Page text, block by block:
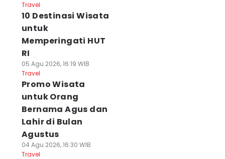
Travel
10 Destinasi Wisata
untuk
Memperingati HUT
RI
05 Agu 2026, 16:19 WIB
Travel
Promo Wisata
untuk Orang
Bernama Agus dan
Lahir di Bulan
Agustus
04 Agu 2026, 16:30 WIB
Travel